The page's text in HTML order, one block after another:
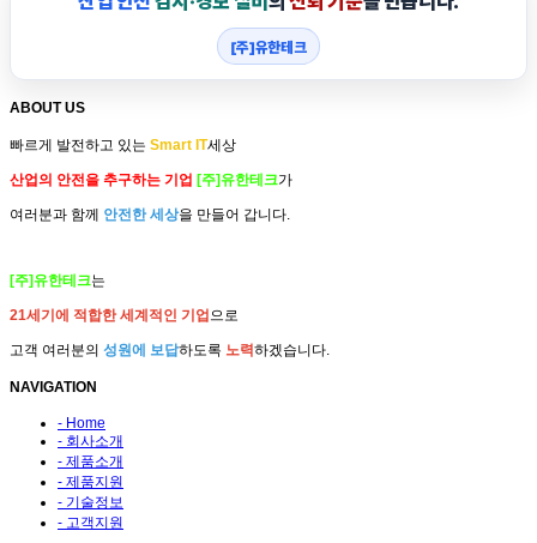
[주]유한테크
ABOUT US
빠르게 발전하고 있는 Smart IT세상
산업의 안전을 추구하는 기업 [주]유한테크가
여러분과 함께 안전한 세상을 만들어 갑니다.
[주]유한테크는
21세기에 적합한 세계적인 기업 으로
고객 여러분의 성원에 보답하도록 노력하겠습니다.
NAVIGATION
- Home
- 회사소개
- 제품소개
- 제품지원
- 기술정보
- 고객지원